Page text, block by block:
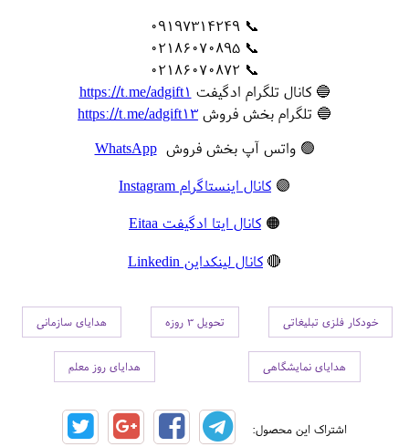
📞 09197314249
📞 02186070895
📞 02186070872
🔵 کانال تلگرام ادگیفت https://t.me/adgift1
🔵 تلگرام بخش فروش https://t.me/adgift13
🟢 واتس آپ بخش فروشWhatsApp
🟣 کانال اینستاگرام Instagram
🟠 کانال ایتا ادگیفت Eitaa
🔴 کانال لینکداین Linkedin
خودکار فلزی تبلیغاتی تحویل 3 روزه هدایای سازمانی
هدایای نمایشگاهی هدایای روز معلم
اشتراک این محصول: